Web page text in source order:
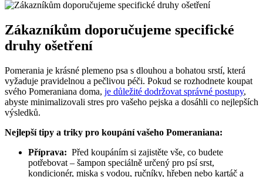
Zákazníkům⁢ doporučujeme specifické
druhy ošetření
Pomerania je krásné plemeno psa s dlouhou a bohatou srstí, která
vyžaduje pravidelnou a pečlivou péči.⁢ Pokud se rozhodnete koupat
svého‍ Pomeraniana doma, je důležité dodržovat správné postupy,
⁣abyste​ minimalizovali stres pro vašeho pejska a dosáhli co ⁢nejlepších
výsledků.
Nejlepší‍ tipy a triky ⁢pro koupání vašeho Pomeraniana:
Příprava: ‍ Před⁤ koupáním⁤ si ​zajistěte vše, ‍co budete⁣
potřebovat – šampon speciálně určený ⁢pro ⁤psí⁢ srst,
kondicionér, miska s ⁤vodou, ručníky, hřeben nebo ⁣kartáč ⁣a⁣